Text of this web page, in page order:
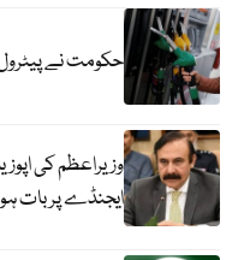
حکومت نے
وزیراعظم کی
ایجنڈے پر بات